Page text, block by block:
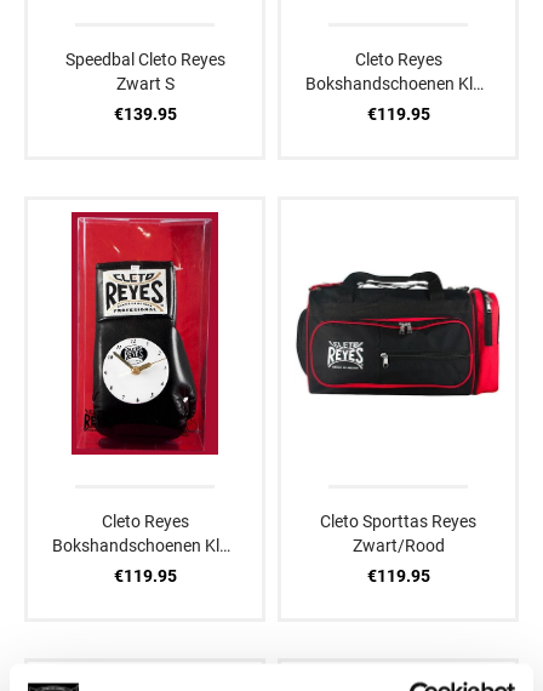
Speedbal Cleto Reyes
Zwart S
€139.95
Cleto Reyes
Bokshandschoenen Klok
Wit
€119.95
Cleto Reyes
Bokshandschoenen Klok
Zwart
€119.95
Cleto Sporttas Reyes
Zwart/Rood
€119.95